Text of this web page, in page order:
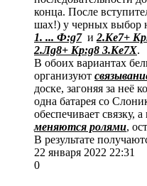
конца. После
шах!) у черных выбор
1. ... Ф:g7и 2.Кe7+
2.Лg8+ Kр:g8 3.Кe7Х.
В обоих вариантах
организуют
доске, загоняя за неё
одна батарея со
обеспечивает связку,
меняются ролями,
В результате
22 января 2022 22:31
0